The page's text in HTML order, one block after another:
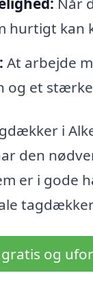
hurtigt kan
At arbejde
og et
i
den
er i gode
og